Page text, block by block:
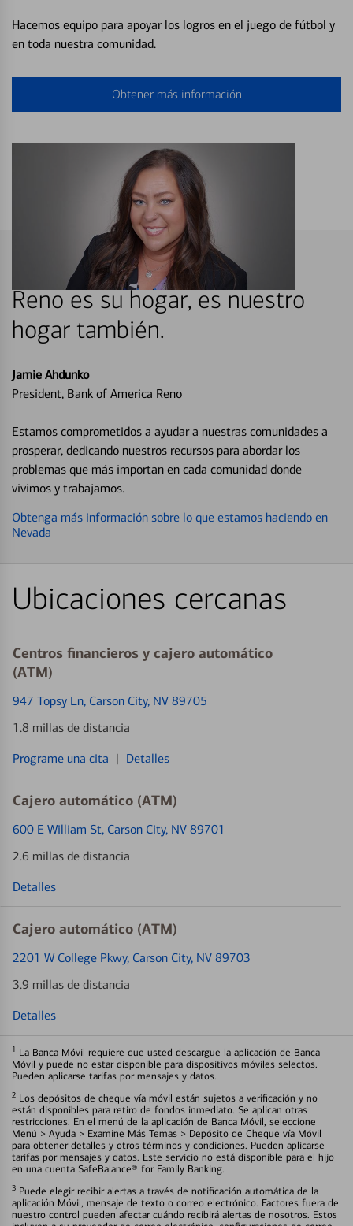
Hacemos equipo para apoyar los logros en el juego de fútbol y
en toda nuestra comunidad.
Obtener más información
Reno es su hogar, es nuestro
hogar también.
Jamie Ahdunko
President, Bank of America Reno
Estamos comprometidos a ayudar a nuestras comunidades a
prosperar, dedicando nuestros recursos para abordar los
problemas que más importan en cada comunidad donde
vivimos y trabajamos.
Obtenga más información sobre lo que estamos haciendo en
Nevada
Ubicaciones cercanas
Centros financieros y cajero automático
(ATM)
947 Topsy Ln, Carson City, NV 89705
1.8 millas de distancia
Programe una cita | Detalles
Cajero automático (ATM)
600 E William St, Carson City, NV 89701
2.6 millas de distancia
Detalles
Cajero automático (ATM)
2201 W College Pkwy, Carson City, NV 89703
3.9 millas de distancia
Detalles
1 La Banca Móvil requiere que usted descargue la aplicación de Banca
Móvil y puede no estar disponible para dispositivos móviles selectos.
Pueden aplicarse tarifas por mensajes y datos.
2 Los depósitos de cheque vía móvil están sujetos a verificación y no
están disponibles para retiro de fondos inmediato. Se aplican otras
restricciones. En el menú de la aplicación de Banca Móvil, seleccione
Menú > Ayuda > Examine Más Temas > Depósito de Cheque vía Móvil
para obtener detalles y otros términos y condiciones. Pueden aplicarse
tarifas por mensajes y datos. Este servicio no está disponible para el hijo
en una cuenta SafeBalance® for Family Banking.
3 Puede elegir recibir alertas a través de notificación automática de la
aplicación Móvil, mensaje de texto o correo electrónico. Factores fuera de
nuestro control pueden afectar cuándo recibirá alertas de nosotros. Estos